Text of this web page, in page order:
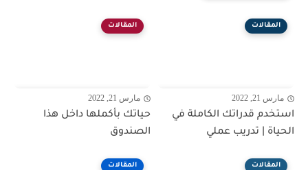
المقالات
مارس 21, 2022
استخدم قدراتك الكاملة في
الحياة | تدريب عملي
المقالات
مارس 21, 2022
حياتك بأكملها داخل هذا
الصندوق
المقالات المقالات